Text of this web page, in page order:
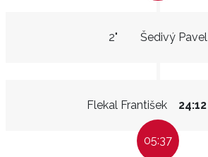
Šedivý Pavel
2"
Flekal František 24:12
05:37